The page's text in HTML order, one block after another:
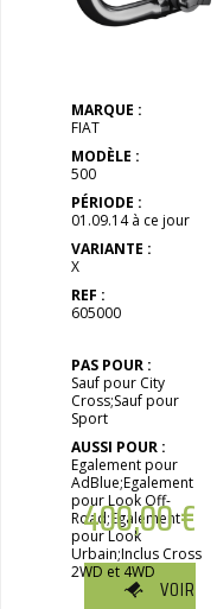
MARQUE :
FIAT
MODÈLE :
500
PÉRIODE :
01.09.14 à ce jour
VARIANTE :
X
REF :
605000
PAS POUR :
Sauf pour City
Cross;Sauf pour
Sport
AUSSI POUR :
Egalement pour
AdBlue;Egalement
pour Look Off-
Road;Egalement
pour Look
Urbain;Inclus Cross
2WD et 4WD
400,00€
VOIR